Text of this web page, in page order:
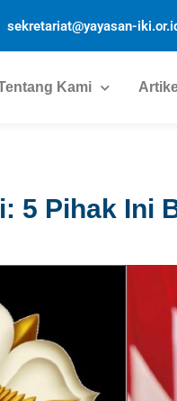
sekretariat@yayasan-
Kami
5 Pihak Ini